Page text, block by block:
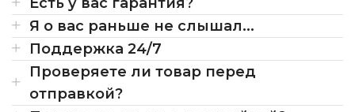
Я о вас раньше не слышал...
Поддержка 24/7
Проверяете ли товар перед
отправкой?